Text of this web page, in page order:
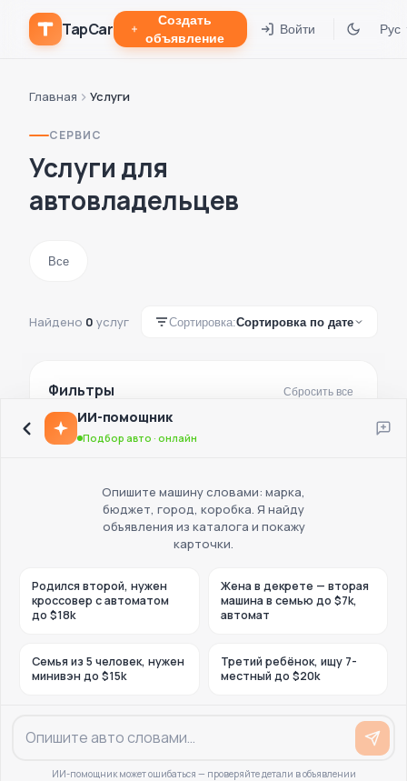
TapCar
Создать
объявление
Войти Рус
Главная Услуги
СЕРВИС
Услуги для
автовладельцев
Все
Найдено 0 услуг Сортировка:Сортировка по дате
Фильтры Сбросить все
Город и регион
Способ связи
ИИ-помощник
Подбор авто · онлайн
Опишите машину словами: марка,
бюджет, город, коробка. Я найду
объявления из каталога и покажу
карточки.
Родился второй, нужен
кроссовер с автоматом
до $18k
Жена в декрете — вторая
машина в семью до $7k,
автомат
Семья из 5 человек, нужен
минивэн до $15k
Третий ребёнок, ищу 7-
местный до $20k
ИИ-помощник может ошибаться — проверяйте детали в объявлении